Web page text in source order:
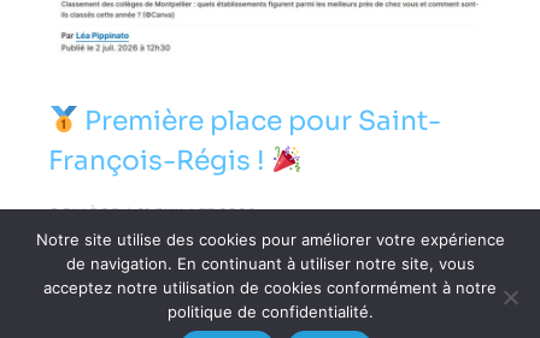
Première place pour Saint-
François-Régis !
COLLÈGE 21 JUILLET 2026
Notre site utilise des cookies pour améliorer votre expérience
de navigation. En continuant à utiliser notre site, vous
acceptez notre utilisation de cookies conformément à notre
politique de confidentialité.